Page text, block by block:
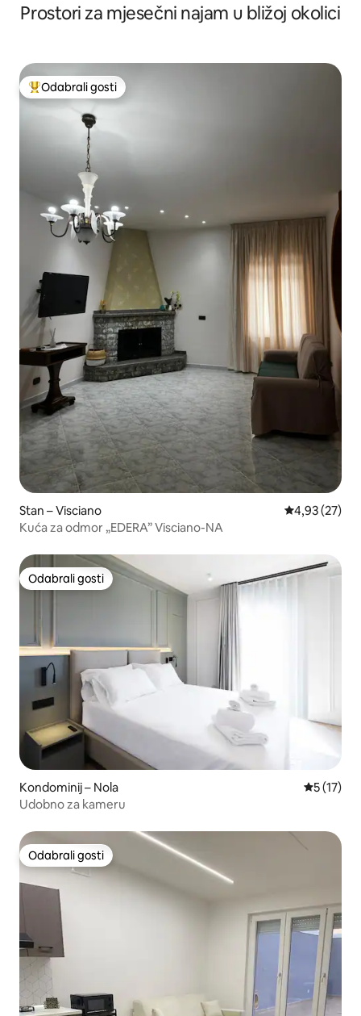
Prostori za mjesečni najam u bližoj okolici
Među najviše rangiranima s oznakom „Odabrali gosti”
Odabrali gosti
Stan – Visciano Prosječna
4,93 (27)
Kuća za odmor „EDERA” Visciano-NA
Odabrali gosti
Odabrali gosti
Kondominij – Nola Prosječna
5 (17)
Udobno za kameru
Odabrali gosti
Odabrali gosti